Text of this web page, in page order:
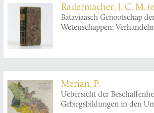
planches gravées et
Japonais par M. Titsingh;
et éclaircissemens par M.
Radermacher, J. C. M.
Bataviaasch Genootschap
Wetenschappen:
Merian, P.
Uebersicht der
Gebirgsbildungen in den